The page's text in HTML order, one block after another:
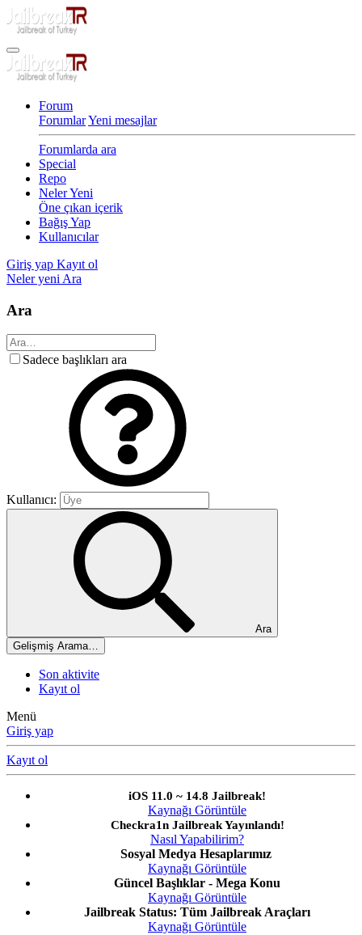
Forum
ForumlarYeni mesajlar
Forumlarda ara
Special
Repo
Neler Yeni
Öne çıkan içerik
Bağış Yap
Kullanıcılar
Giriş yap Kayıt ol
Neler yeni Ara
Ara
Sadece başlıkları ara
Kullanıcı:
Ara
Gelişmiş Arama…
Son aktivite
Kayıt ol
Menü
Giriş yap
Kayıt ol
iOS 11.0 ~ 14.8 Jailbreak!
Kaynağı Görüntüle
Checkra1n Jailbreak Yayınlandı!
Nasıl Yapabilirim?
Sosyal Medya Hesaplarımız
Kaynağı Görüntüle
Güncel Başlıklar - Mega Konu
Kaynağı Görüntüle
Jailbreak Status: Tüm Jailbreak Araçları
Kaynağı Görüntüle